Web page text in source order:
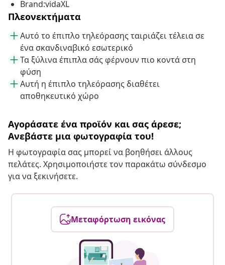
Brand:vidaXL
Πλεονεκτήματα
Αυτό το έπιπλο τηλεόρασης ταιριάζει τέλεια σε
ένα σκανδιναβικό εσωτερικό
Τα ξύλινα έπιπλα σάς φέρνουν πιο κοντά στη
φύση
Αυτή η έπιπλο τηλεόρασης διαθέτει
αποθηκευτικό χώρο
Αγοράσατε ένα προϊόν και σας άρεσε;
Ανεβάστε μια φωτογραφία του!
Η φωτογραφία σας μπορεί να βοηθήσει άλλους
πελάτες. Χρησιμοποιήστε τον παρακάτω σύνδεσμο
για να ξεκινήσετε.
Μεταφόρτωση εικόνας